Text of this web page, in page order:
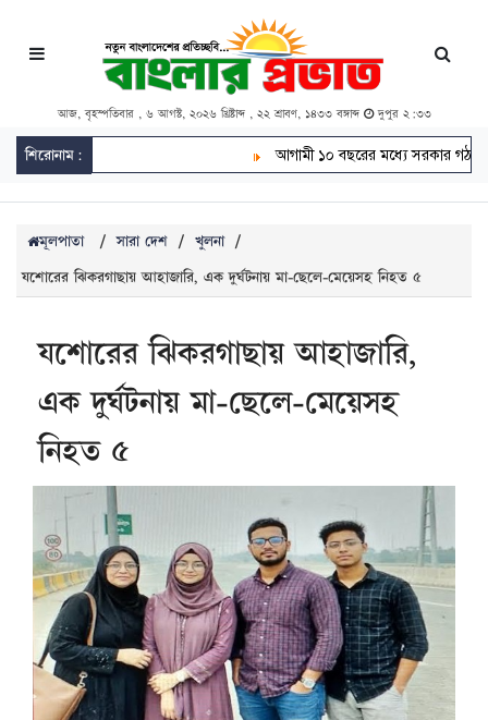
আজ, বৃহস্পতিবার , ৬ আগস্ট, ২০২৬ খ্রিষ্টাব্দ , ২২ শ্রাবণ, ১৪৩৩ বঙ্গাব্দ দুপুর ২:৩৩
শিরোনাম: আগামী ১০ বছরের মধ্যে সরকার গঠন
মূলপাতা / সারা দেশ / খুলনা /
যশোরের ঝিকরগাছায় আহাজারি, এক দুর্ঘটনায় মা-ছেলে-মেয়েসহ নিহত ৫
যশোরের ঝিকরগাছায় আহাজারি,
এক দুর্ঘটনায় মা-ছেলে-মেয়েসহ
নিহত ৫